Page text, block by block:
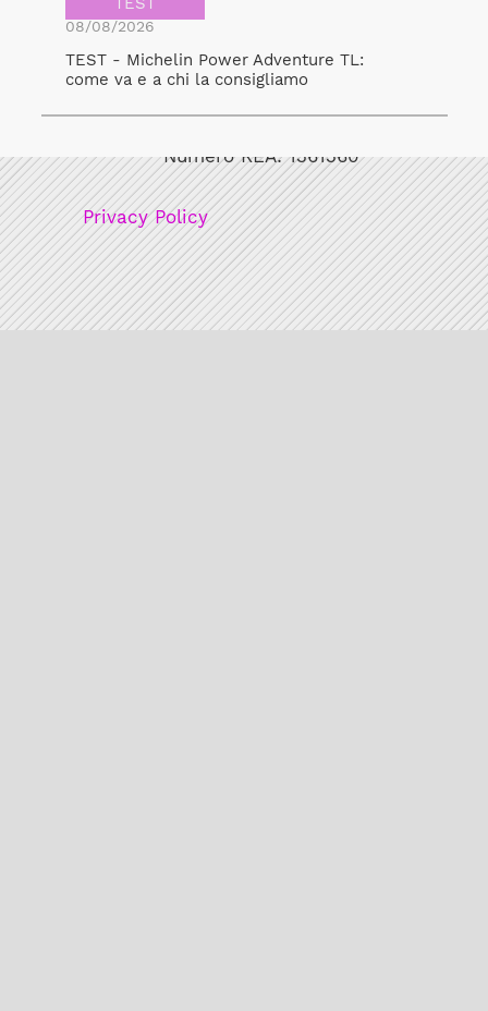
08/08/2026
TEST - Michelin Power Adventure TL:
come va e a chi la consigliamo
Numero REA: 1361360
Privacy Policy